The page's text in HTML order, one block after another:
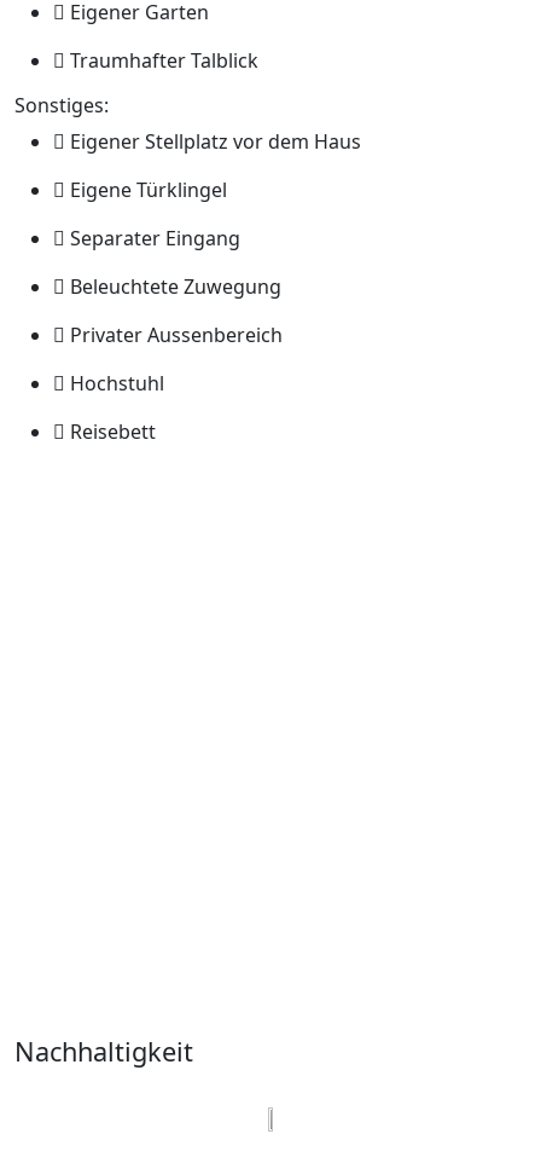
Eigener Garten
Traumhafter Talblick
Sonstiges:
Eigener Stellplatz vor dem Haus
Eigene Türklingel
Separater Eingang
Beleuchtete Zuwegung
Privater Aussenbereich
Hochstuhl
Reisebett
Nachhaltigkeit